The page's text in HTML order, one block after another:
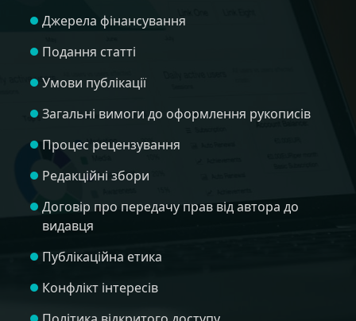
Джерела фінансування
Подання статті
Умови публікації
Загальні вимоги до оформлення рукописів
Процес рецензування
Редакційні збори
Договір про передачу прав від автора до
видавця
Публікаційна етика
Конфлікт інтересів